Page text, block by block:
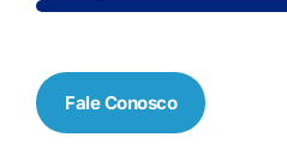
Fale Conosco